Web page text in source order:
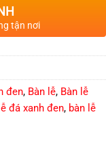
tận nơi
đen, Bàn lễ, Bàn lễ
đá xanh đen, bàn lễ